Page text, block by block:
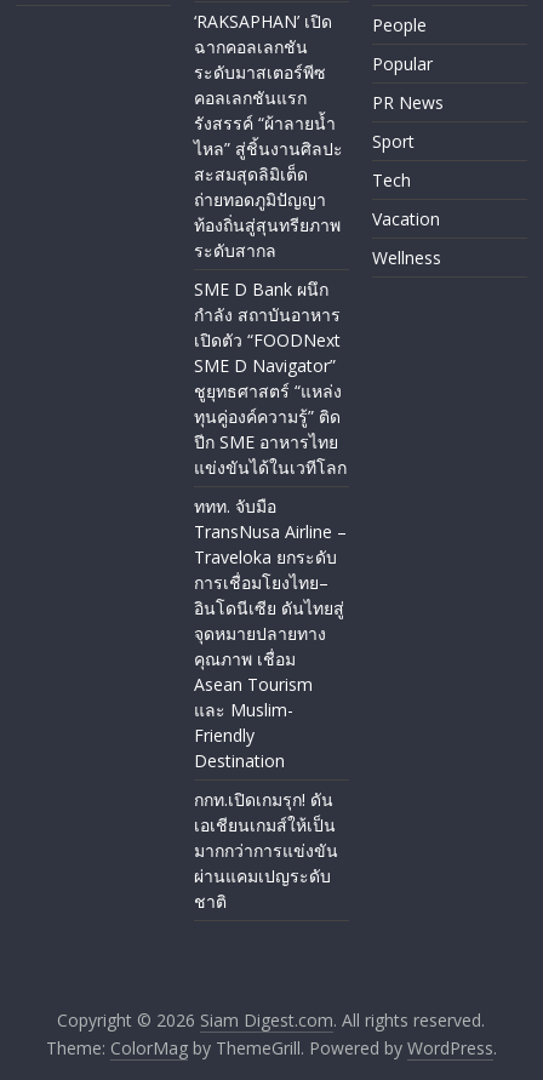
‘RAKSAPHAN’ เปิด
ฉากคอลเลกชัน
ระดับมาสเตอร์พีซ
คอลเลกชันแรก
รังสรรค์ “ผ้าลายน้ำ
ไหล” สู่ชิ้นงานศิลปะ
สะสมสุดลิมิเต็ด
ถ่ายทอดภูมิปัญญา
ท้องถิ่นสู่สุนทรียภาพ
ระดับสากล
SME D Bank ผนึก
กำลัง สถาบันอาหาร
เปิดตัว “FOODNext
SME D Navigator”
ชูยุทธศาสตร์ “แหล่ง
ทุนคู่องค์ความรู้” ติด
ปีก SME อาหารไทย
แข่งขันได้ในเวทีโลก
ททท. จับมือ
TransNusa Airline –
Traveloka ยกระดับ
การเชื่อมโยงไทย–
อินโดนีเซีย ดันไทยสู่
จุดหมายปลายทาง
คุณภาพ เชื่อม
Asean Tourism
และ Muslim-
Friendly
Destination
กกท.เปิดเกมรุก! ดัน
เอเชียนเกมส์ให้เป็น
มากกว่าการแข่งขัน
ผ่านแคมเปญระดับ
ชาติ
People
Popular
PR News
Sport
Tech
Vacation
Wellness
Copyright © 2026 Siam Digest.com. All rights reserved.
Theme: ColorMagby ThemeGrill. Powered by WordPress.